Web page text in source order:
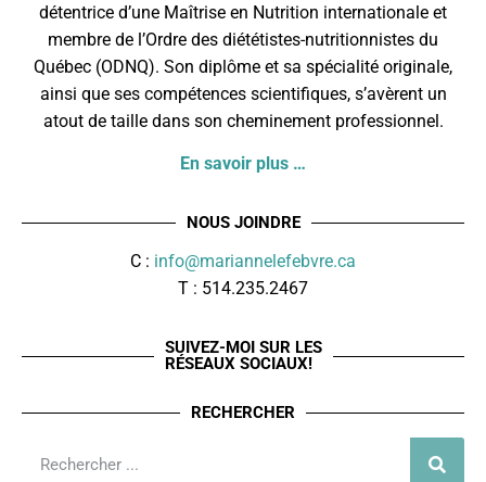
détentrice d’une Maîtrise en Nutrition internationale et
membre de l’Ordre des diététistes-nutritionnistes du
Québec (ODNQ). Son diplôme et sa spécialité originale,
ainsi que ses compétences scientifiques, s’avèrent un
atout de taille dans son cheminement professionnel.
En savoir plus …
NOUS JOINDRE
C : info@mariannelefebvre.ca
T : 514.235.2467
SUIVEZ-MOI SUR LES
RÉSEAUX SOCIAUX!
RECHERCHER